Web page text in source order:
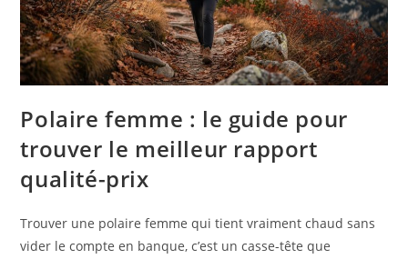
Polaire femme : le guide pour
trouver le meilleur rapport
qualité-prix
Trouver une polaire femme qui tient vraiment chaud sans
vider le compte en banque, c’est un casse-tête que